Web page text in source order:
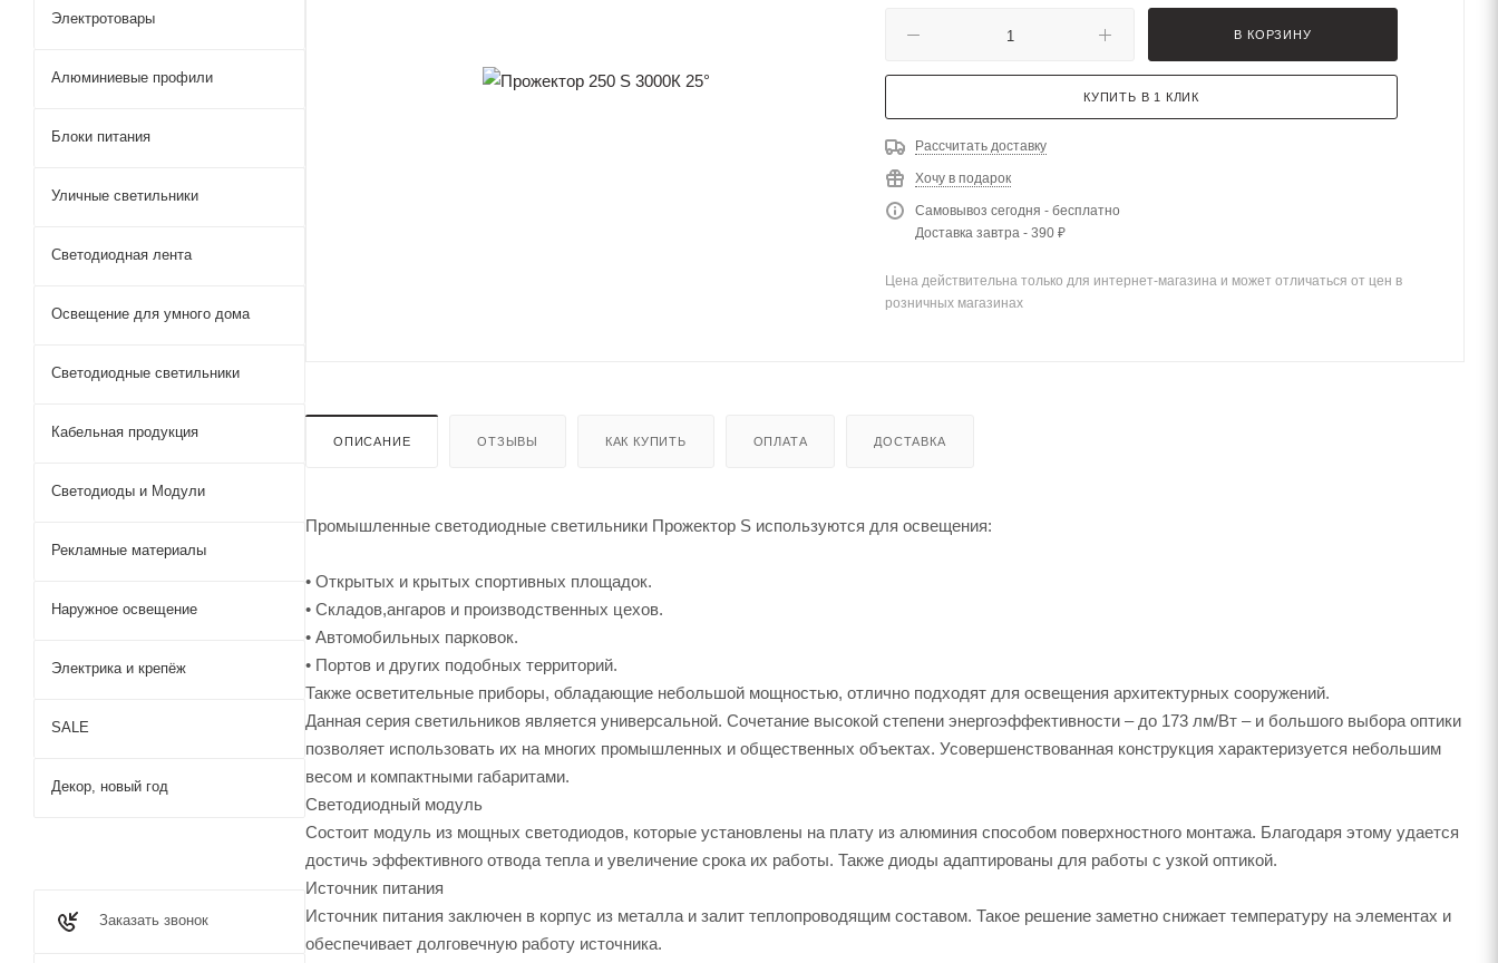
В КОРЗИНУ
КУПИТЬ В 1 КЛИК
Рассчитать доставку
Хочу в подарок
Самовывоз сегодня - бесплатно
Доставка завтра - 390 ₽
Цена действительна только для интернет-магазина и может отличаться от цен в
розничных магазинах
ОПИСАНИЕ ОТЗЫВЫ КАК КУПИТЬ ОПЛАТА ДОСТАВКА
Промышленные светодиодные светильники Прожектор S используются для освещения:
• Открытых и крытых спортивных площадок.
• Складов,ангаров и производственных цехов.
• Автомобильных парковок.
• Портов и других подобных территорий.
Также осветительные приборы, обладающие небольшой мощностью, отлично подходят для освещения архитектурных сооружений.
Данная серия светильников является универсальной. Сочетание высокой степени энергоэффективности – до 173 лм/Вт – и большого выбора оптики
позволяет использовать их на многих промышленных и общественных объектах. Усовершенствованная конструкция характеризуется небольшим
весом и компактными габаритами.
Светодиодный модуль
Состоит модуль из мощных светодиодов, которые установлены на плату из алюминия способом поверхностного монтажа. Благодаря этому удается
достичь эффективного отвода тепла и увеличение срока их работы. Также диоды адаптированы для работы с узкой оптикой.
Источник питания
Источник питания заключен в корпус из металла и залит теплопроводящим составом. Такое решение заметно снижает температуру на элементах и
обеспечивает долговечную работу источника.
Электротовары
Алюминиевые профили
Блоки питания
Уличные светильники
Светодиодная лента
Освещение для умного дома
Светодиодные светильники
Кабельная продукция
Светодиоды и Модули
Рекламные материалы
Наружное освещение
Электрика и крепёж
SALE
Декор, новый год
Заказать звонок